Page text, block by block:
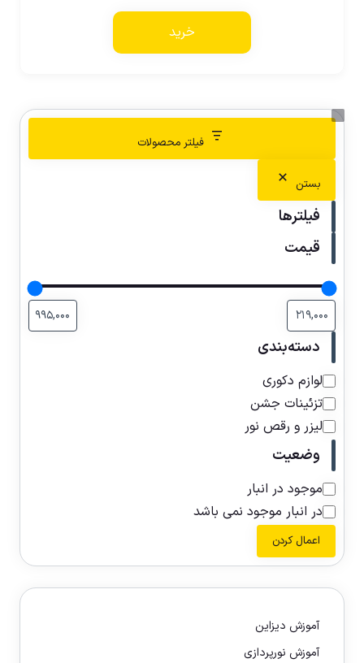
خرید
فیلتر محصولات
بستن
فیلترها
قیمت
دسته‌بندی
لوازم دکوری
تزئینات جشن
لیزر و رقص نور
وضعیت
موجود در انبار
در انبار موجود نمی باشد
اعمال کردن
آموزش دیزاین
آموزش نورپردازی